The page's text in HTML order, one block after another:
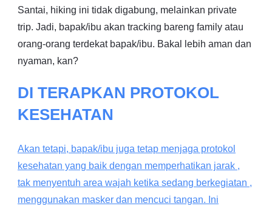
Santai, hiking ini tidak digabung, melainkan private
trip. Jadi, bapak/ibu akan tracking bareng family atau
orang-orang terdekat bapak/ibu. Bakal lebih aman dan
nyaman, kan?
DI TERAPKAN PROTOKOL
KESEHATAN
Akan tetapi, bapak/ibu juga tetap menjaga protokol
kesehatan yang baik dengan memperhatikan jarak ,
tak menyentuh area wajah ketika sedang berkegiatan ,
menggunakan masker dan mencuci tangan. Ini